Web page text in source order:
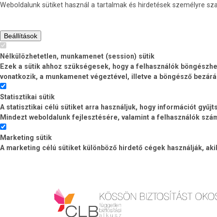
Weboldalunk sütiket használ a tartalmak és hirdetések személyre
Beállítások
Nélkülözhetetlen, munkamenet (session) sütik
Ezek a sütik ahhoz szükségesek, hogy a felhasználók
vonatkozik, a munkamenet végeztével, illetve a böngésző
Statisztikai sütik
A statisztikai célú sütiket arra használjuk, hogy információt
Mindezt weboldalunk fejlesztésére, valamint a felhasználók
Marketing sütik
A marketing célú sütiket különböző hirdető cégek használják,